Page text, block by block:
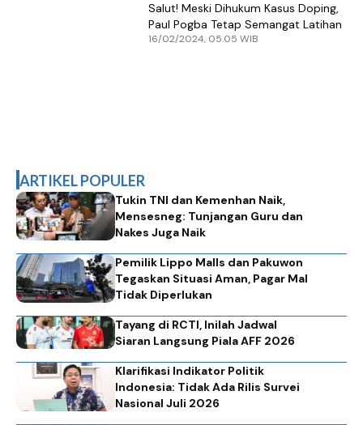
Salut! Meski Dihukum Kasus Doping,
Paul Pogba Tetap Semangat Latihan
16/02/2024, 05.05 WIB
ARTIKEL POPULER
Tukin TNI dan Kemenhan Naik,
Mensesneg: Tunjangan Guru dan
Nakes Juga Naik
Pemilik Lippo Malls dan Pakuwon
Tegaskan Situasi Aman, Pagar Mal
Tidak Diperlukan
Tayang di RCTI, Inilah Jadwal
Siaran Langsung Piala AFF 2026
Klarifikasi Indikator Politik
Indonesia: Tidak Ada Rilis Survei
Nasional Juli 2026